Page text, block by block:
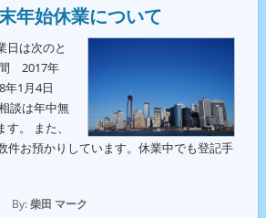
年始休業について
日は次のと
2017年
年1月4日
談は年中無
。 また、
件お預かりしています。休業中でも登記手
By:柴田 マーク